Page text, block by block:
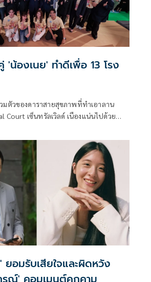
'น้องเนย' ทำดีเพื่อ 13 โรง
วมตัวของดาราสายสุขภาพที่ทำเอาลาน
Court เซ็นทรัลเวิลด์ เนืองแน่นไปด้วย
ธฯ ชวนก้าว เพื่อ 13 โรงพยาบาล’ งานวิ่ง
ห่งปี เพื่อระดมทุนจัดซื้ออุปกรณ์ทางการ
ข้อให้กับโรงพยาบาลที่ขาดแคลนจำนวน
อมรับเสียใจและผิดหวัง
ณ์' คอมเมนต์คุกคาม